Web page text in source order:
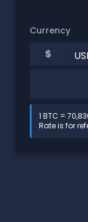
Currency
$
1 BTC =
Rate is for